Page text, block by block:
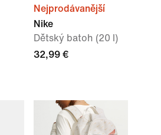
Nejprodávanější
Nike
Dětský batoh (20 l)
32,99 €